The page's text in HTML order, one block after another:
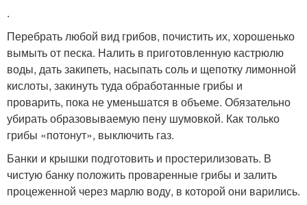
.
Перебрать любой вид грибов, почистить их, хорошенько
вымыть от песка. Налить в приготовленную кастрюлю
воды, дать закипеть, насыпать соль и щепотку лимонной
кислоты, закинуть туда обработанные грибы и
проварить, пока не уменьшатся в объеме. Обязательно
убирать образовываемую пену шумовкой. Как только
грибы «потонут», выключить газ.
Банки и крышки подготовить и простерилизовать. В
чистую банку положить проваренные грибы и залить
процеженной через марлю воду, в которой они варились.